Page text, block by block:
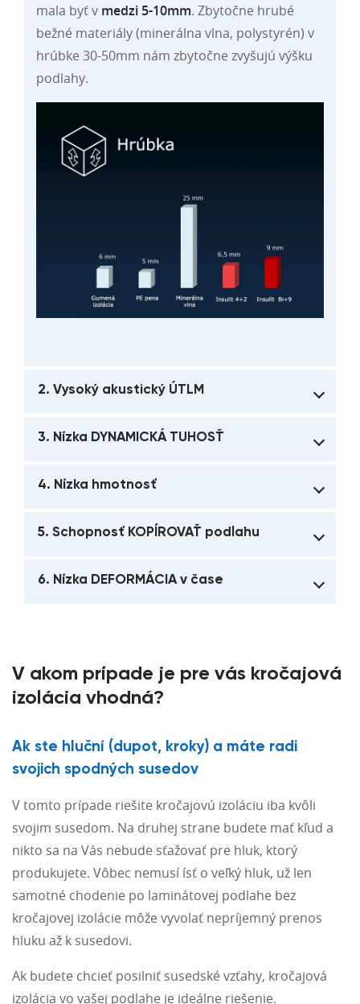
mala byť v medzi 5-10mm. Zbytočne hrubé
bežné materiály (minerálna vlna, polystyrén) v
hrúbke 30-50mm nám zbytočne zvyšujú výšku
podlahy.
2. Vysoký akustický ÚTLM
3. Nízka DYNAMICKÁ TUHOSŤ
4. Nízka hmotnosť
5. Schopnosť KOPÍROVAŤ podlahu
6. Nízka DEFORMÁCIA v čase
V akom prípade je pre vás kročajová
izolácia vhodná?
Ak ste hluční (dupot, kroky) a máte radi
svojich spodných susedov
V tomto prípade riešite kročajovú izoláciu iba kvôli
svojim susedom. Na druhej strane budete mať kľud a
nikto sa na Vás nebude sťažovať pre hluk, ktorý
produkujete. Vôbec nemusí ísť o veľký hluk, už len
samotné chodenie po laminátovej podlahe bez
kročajovej izolácie môže vyvolať nepríjemný prenos
hluku až k susedovi.
Ak budete chcieť posilniť susedské vzťahy, kročajová
izolácia vo vašej podlahe je ideálne riešenie.